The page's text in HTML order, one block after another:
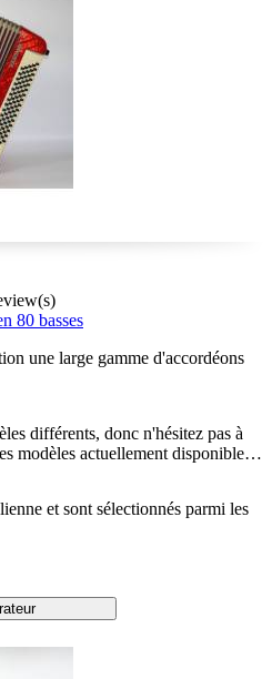
80 basses
une large gamme d'accordéons
différents, donc n'hésitez pas à
modèles actuellement disponibles.
et sont sélectionnés parmi les
régulièrement.